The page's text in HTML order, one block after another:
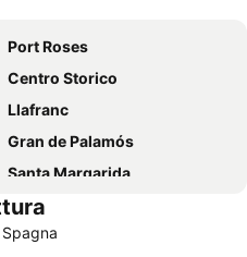
Port Roses
Centro Storico
Llafranc
Gran de Palamós
Santa Margarida
Port de L' Escala
Barri Vell